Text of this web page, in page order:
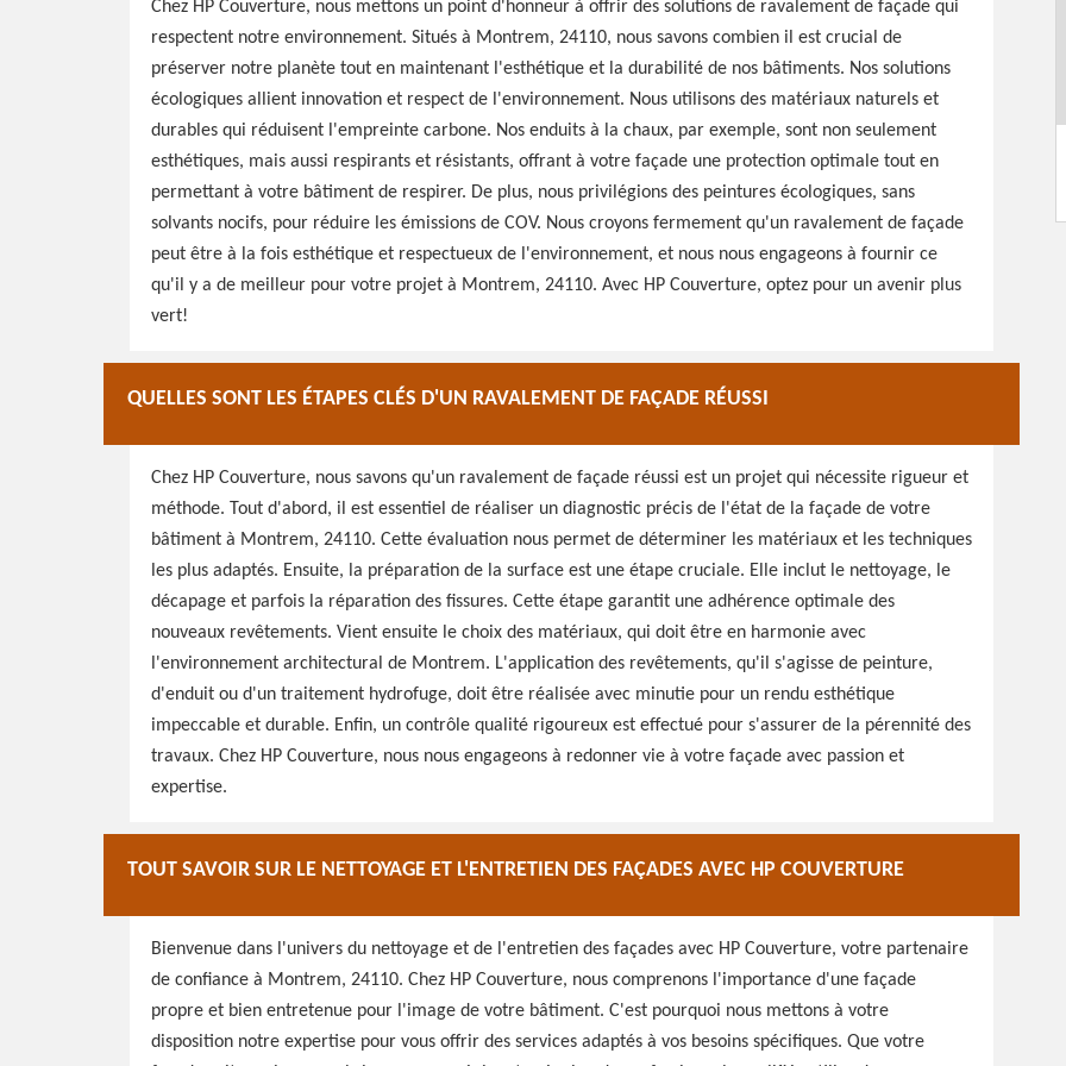
Chez HP Couverture, nous mettons un point d'honneur à offrir des solutions de ravalement de façade qui
respectent notre environnement. Situés à Montrem, 24110, nous savons combien il est crucial de
préserver notre planète tout en maintenant l'esthétique et la durabilité de nos bâtiments. Nos solutions
écologiques allient innovation et respect de l'environnement. Nous utilisons des matériaux naturels et
durables qui réduisent l'empreinte carbone. Nos enduits à la chaux, par exemple, sont non seulement
esthétiques, mais aussi respirants et résistants, offrant à votre façade une protection optimale tout en
permettant à votre bâtiment de respirer. De plus, nous privilégions des peintures écologiques, sans
solvants nocifs, pour réduire les émissions de COV. Nous croyons fermement qu'un ravalement de façade
peut être à la fois esthétique et respectueux de l'environnement, et nous nous engageons à fournir ce
qu'il y a de meilleur pour votre projet à Montrem, 24110. Avec HP Couverture, optez pour un avenir plus
vert!
QUELLES SONT LES ÉTAPES CLÉS D'UN RAVALEMENT DE FAÇADE RÉUSSI
Chez HP Couverture, nous savons qu'un ravalement de façade réussi est un projet qui nécessite rigueur et
méthode. Tout d'abord, il est essentiel de réaliser un diagnostic précis de l'état de la façade de votre
bâtiment à Montrem, 24110. Cette évaluation nous permet de déterminer les matériaux et les techniques
les plus adaptés. Ensuite, la préparation de la surface est une étape cruciale. Elle inclut le nettoyage, le
décapage et parfois la réparation des fissures. Cette étape garantit une adhérence optimale des
nouveaux revêtements. Vient ensuite le choix des matériaux, qui doit être en harmonie avec
l'environnement architectural de Montrem. L'application des revêtements, qu'il s'agisse de peinture,
d'enduit ou d'un traitement hydrofuge, doit être réalisée avec minutie pour un rendu esthétique
impeccable et durable. Enfin, un contrôle qualité rigoureux est effectué pour s'assurer de la pérennité des
travaux. Chez HP Couverture, nous nous engageons à redonner vie à votre façade avec passion et
expertise.
TOUT SAVOIR SUR LE NETTOYAGE ET L'ENTRETIEN DES FAÇADES AVEC HP COUVERTURE
Bienvenue dans l'univers du nettoyage et de l'entretien des façades avec HP Couverture, votre partenaire
de confiance à Montrem, 24110. Chez HP Couverture, nous comprenons l'importance d'une façade
propre et bien entretenue pour l'image de votre bâtiment. C'est pourquoi nous mettons à votre
disposition notre expertise pour vous offrir des services adaptés à vos besoins spécifiques. Que votre